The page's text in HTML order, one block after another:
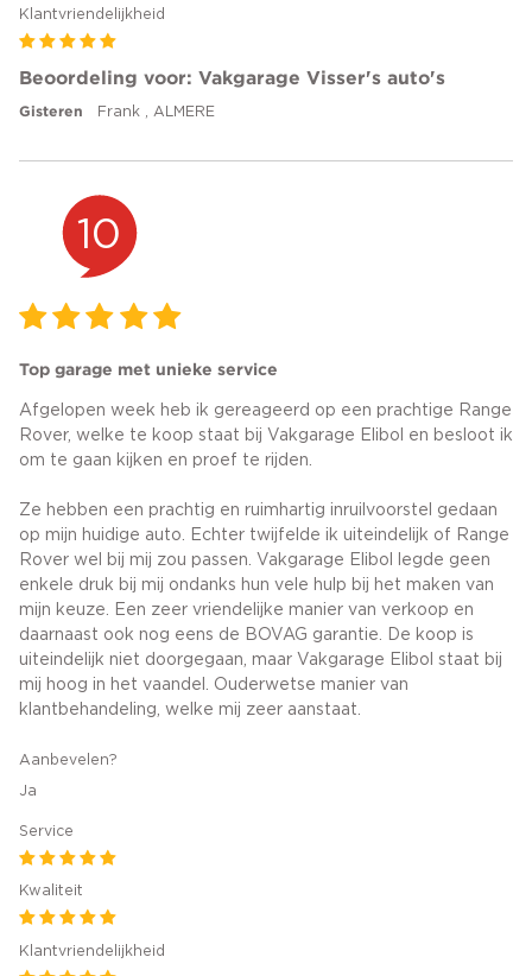
Klantvriendelijkheid
Beoordeling voor: Vakgarage Visser's auto's
Gisteren Frank , ALMERE
10
Top garage met unieke service
Afgelopen week heb ik gereageerd op een prachtige Range
Rover, welke te koop staat bij Vakgarage Elibol en besloot ik
om te gaan kijken en proef te rijden.
Ze hebben een prachtig en ruimhartig inruilvoorstel gedaan
op mijn huidige auto. Echter twijfelde ik uiteindelijk of Range
Rover wel bij mij zou passen. Vakgarage Elibol legde geen
enkele druk bij mij ondanks hun vele hulp bij het maken van
mijn keuze. Een zeer vriendelijke manier van verkoop en
daarnaast ook nog eens de BOVAG garantie. De koop is
uiteindelijk niet doorgegaan, maar Vakgarage Elibol staat bij
mij hoog in het vaandel. Ouderwetse manier van
klantbehandeling, welke mij zeer aanstaat.
Aanbevelen?
Ja
Service
Kwaliteit
Klantvriendelijkheid